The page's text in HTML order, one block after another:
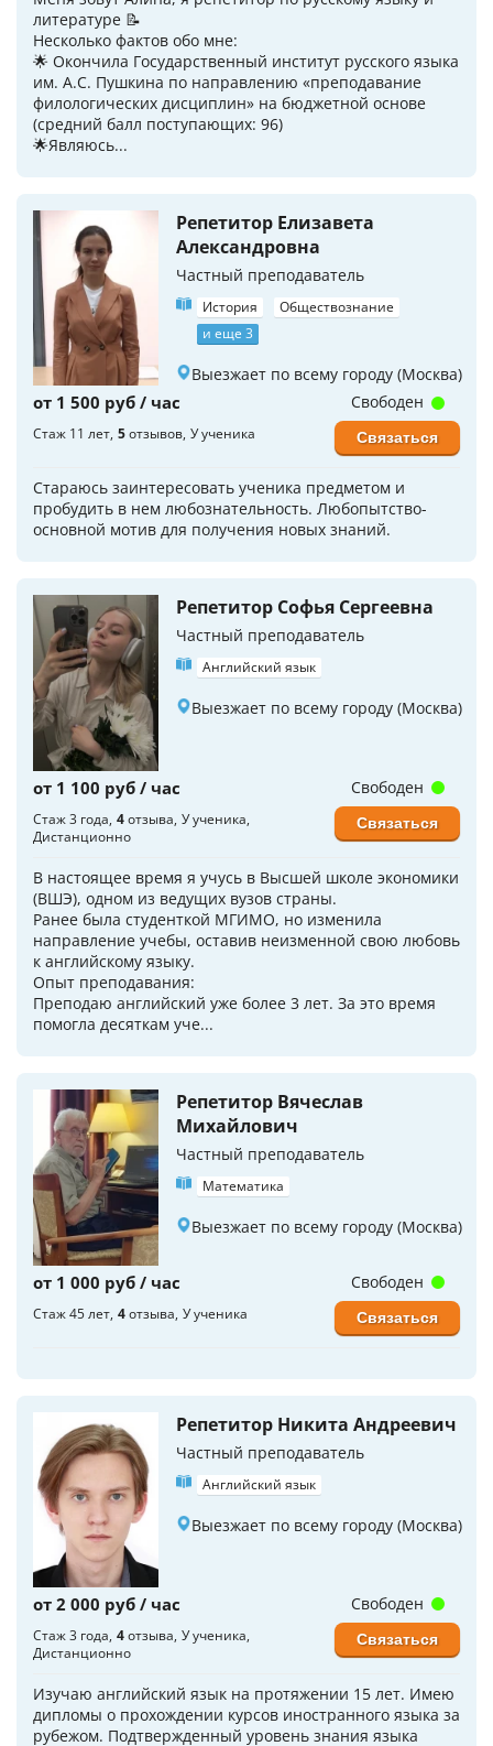
литературе 📝
Несколько фактов обо мне:
🌟 Окончила Государственный институт русского языка
им. А.С. Пушкина по направлению «преподавание
филологических дисциплин» на бюджетной основе
(средний балл поступающих: 96)
🌟Являюсь...
Репетитор Елизавета
Александровна
Частный преподаватель
История
Обществознание
и еще 3
Выезжает по всему городу (Москва)
от 1 500 руб / час
Стаж 11 лет 5отзывов У ученика
Стараюсь заинтересовать ученика предметом и
пробудить в нем любознательность. Любопытство-
основной мотив для получения новых знаний.
Свободен
Связаться
Репетитор Софья Сергеевна
Частный преподаватель
Английский язык
Выезжает по всему городу (Москва)
от 1 100 руб / час
Стаж 3 года 4отзыва У ученика
Дистанционно
В настоящее время я учусь в Высшей школе экономики
(ВШЭ), одном из ведущих вузов страны.
Ранее была студенткой МГИМО, но изменила
направление учебы, оставив неизменной свою любовь
к английскому языку.
Опыт преподавания:
Преподаю английский уже более 3 лет. За это время
помогла десяткам уче...
Свободен
Связаться
Репетитор Вячеслав
Михайлович
Частный преподаватель
Математика
Выезжает по всему городу (Москва)
от 1 000 руб / час
Стаж 45 лет 4отзыва У ученика
Свободен
Связаться
Репетитор Никита Андреевич
Частный преподаватель
Английский язык
Выезжает по всему городу (Москва)
от 2 000 руб / час
Стаж 3 года 4отзыва У ученика
Дистанционно
Изучаю английский язык на протяжении 15 лет. Имею
дипломы о прохождении курсов иностранного языка за
рубежом. Подтвержденный уровень знания языка
Свободен
Связаться